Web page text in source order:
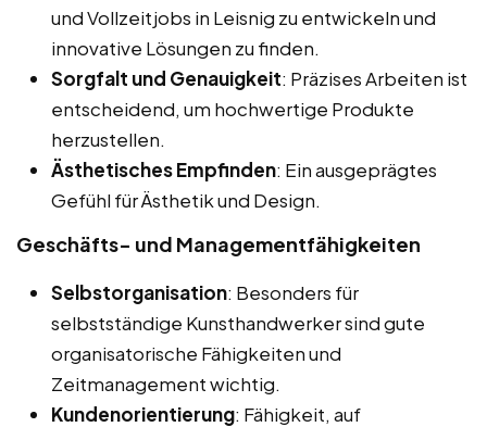
und Vollzeitjobs in Leisnig zu entwickeln und
innovative Lösungen zu finden.
Sorgfalt und Genauigkeit: Präzises Arbeiten ist
entscheidend, um hochwertige Produkte
herzustellen.
Ästhetisches Empfinden: Ein ausgeprägtes
Gefühl für Ästhetik und Design.
Geschäfts- und Managementfähigkeiten
Selbstorganisation: Besonders für
selbstständige Kunsthandwerker sind gute
organisatorische Fähigkeiten und
Zeitmanagement wichtig.
Kundenorientierung: Fähigkeit, auf